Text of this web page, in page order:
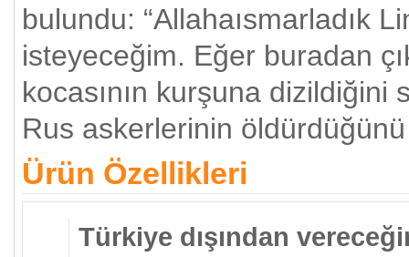
bulundu: “Allahaısmarladık
isteyeceğim. Eğer buradan
kocasının kurşuna dizildiğini
Rus askerlerinin
Ürün Özellikleri
Türkiye dışından